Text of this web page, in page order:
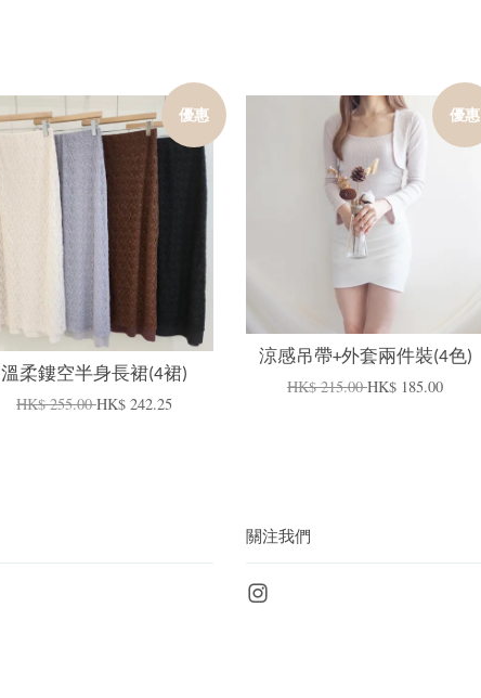
優惠
加入購物車
溫柔鏤空半身長裙(4裙)
HK$ 255.00HK$ 242.25
優惠
加入購物車
涼感吊帶+外套兩件裝(4色)
HK$ 215.00HK$ 185.00
關注我們